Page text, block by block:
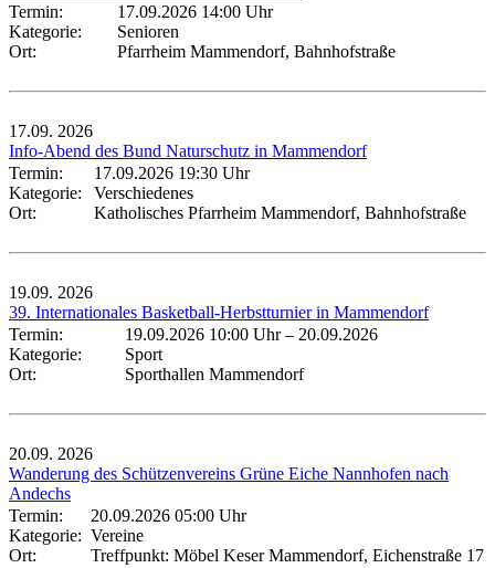
Termin:
17.09.2026 14:00 Uhr
Kategorie:
Senioren
Ort:
Pfarrheim Mammendorf, Bahnhofstraße
17.09. 2026
Info-Abend des Bund Naturschutz in Mammendorf
Termin:
17.09.2026 19:30 Uhr
Kategorie:
Verschiedenes
Ort:
Katholisches Pfarrheim Mammendorf, Bahnhofstraße
19.09. 2026
39. Internationales Basketball-Herbstturnier in Mammendorf
Termin:
19.09.2026 10:00 Uhr– 20.09.2026
Kategorie:
Sport
Ort:
Sporthallen Mammendorf
20.09. 2026
Wanderung des Schützenvereins Grüne Eiche Nannhofen nach
Andechs
Termin:
20.09.2026 05:00 Uhr
Kategorie: Vereine
Ort:
Treffpunkt: Möbel Keser Mammendorf, Eichenstraße 17